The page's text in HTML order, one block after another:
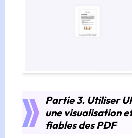
Partie 3. Utiliser
une visualisation
fiables des PDF